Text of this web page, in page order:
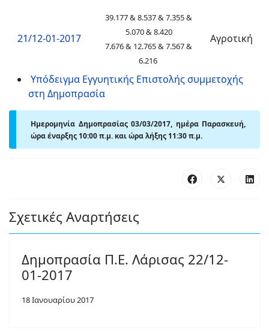
21/12-01-2017
39.177 & 8.537 & 7.355 &
5.070 & 8.420
7.676 & 12.765 & 7.567 &
6.216
Αγροτική
Υπόδειγμα Εγγυητικής Επιστολής συμμετοχής
στη Δημοπρασία
Ημερομηνία Δημοπρασίας 03/03/2017, ημέρα Παρασκευή,
ώρα έναρξης 10:00 π.μ. και ώρα λήξης 11:30 π.μ.
Σχετικές Αναρτήσεις
Δημοπρασία Π.Ε. Λάρισας 22/12-
01-2017
18 Ιανουαρίου 2017